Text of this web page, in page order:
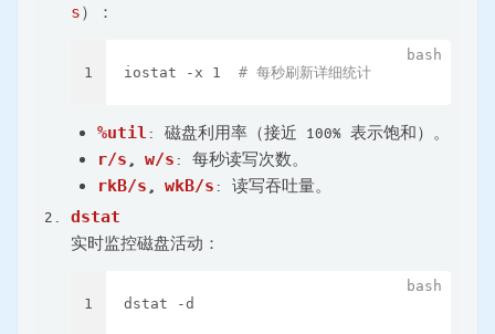
s）：
1 iostat -x 1 # 每秒刷新详细统计
%util : 磁盘利用率（接近 100% 表示饱和）。
r/s , w/s: 每秒读写次数。
rkB/s , wkB/s: 读写吞吐量。
dstat
实时监控磁盘活动：
1 dstat -d